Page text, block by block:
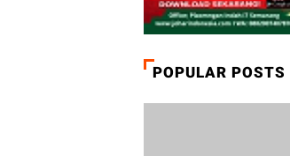
POPULAR POSTS